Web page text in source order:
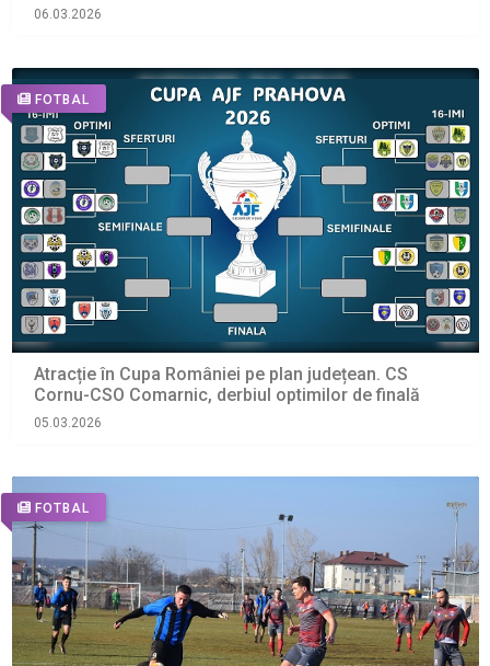
06.03.2026
FOTBAL
Atracție în Cupa României pe plan județean. CS
Cornu-CSO Comarnic, derbiul optimilor de finală
05.03.2026
FOTBAL